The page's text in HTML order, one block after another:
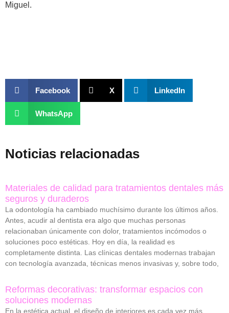
Miguel.
Facebook X LinkedIn
WhatsApp
Noticias relacionadas
Materiales de calidad para tratamientos dentales más
seguros y duraderos
La odontología ha cambiado muchísimo durante los últimos años.
Antes, acudir al dentista era algo que muchas personas
relacionaban únicamente con dolor, tratamientos incómodos o
soluciones poco estéticas. Hoy en día, la realidad es
completamente distinta. Las clínicas dentales modernas trabajan
con tecnología avanzada, técnicas menos invasivas y, sobre todo,
Reformas decorativas: transformar espacios con
soluciones modernas
En la estética actual, el diseño de interiores es cada vez más